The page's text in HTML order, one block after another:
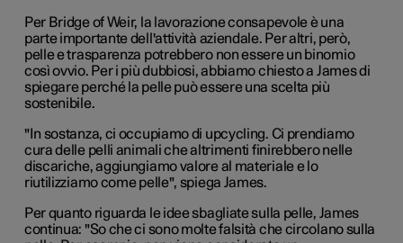
Per Bridge of Weir, la lavorazione consapevole è una
parte importante dell'attività aziendale. Per altri, però,
pelle e trasparenza potrebbero non essere un binomio
così ovvio. Per i più dubbiosi, abbiamo chiesto a James di
spiegare perché la pelle può essere una scelta più
sostenibile.
"In sostanza, ci occupiamo di upcycling. Ci prendiamo
cura delle pelli animali che altrimenti finirebbero nelle
discariche, aggiungiamo valore al materiale e lo
riutilizziamo come pelle", spiega James.
Per quanto riguarda le idee sbagliate sulla pelle, James
continua: "So che ci sono molte falsità che circolano sulla